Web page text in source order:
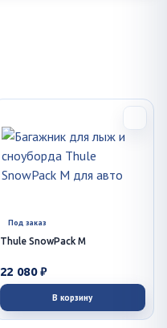
Под заказ
Thule SnowPack M
22 080 ₽
В корзину